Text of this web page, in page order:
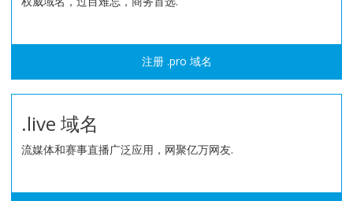
注册 .pro 域名
.live 域名
流媒体和赛事直播广泛应用，网聚亿万网友.